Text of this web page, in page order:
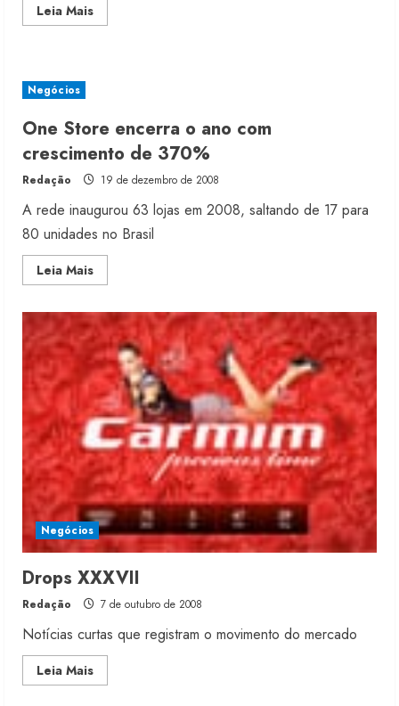
Leia MaisRead
more
carentes
Negócios
One Store encerra o ano com
crescimento de 370%
Redação 19 de dezembro de 2008
A rede inaugurou 63 lojas em 2008, saltando de 17 para
80 unidades no Brasil
Leia MaisRead
more
Store
encerra
ano
com
crescimento
de
370%
Negócios
Drops XXXVII
Redação 7 de outubro de 2008
Notícias curtas que registram o movimento do mercado
Leia MaisRead
more
2
Moda vende US$63,7 bilhões em